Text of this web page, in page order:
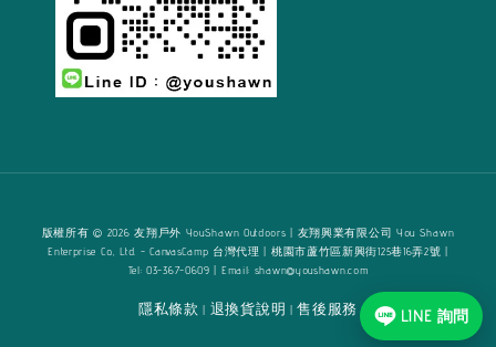
版權所有 © 2026 友翔戶外 YouShawn Outdoors | 友翔興業有限公司 You Shawn
Enterprise Co., Ltd. - CanvasCamp 台灣代理 | 桃園市蘆竹區新興街125巷16弄2號 |
Tel: 03-367-0609 | Email: shawn@youshawn.com
隱私條款 | 退換貨說明 |售後服務 LINE 詢問